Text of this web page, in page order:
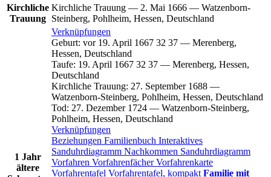
Kirchliche
Trauung
Kirchliche Trauung — 2. Mai 1666 — Watzenborn-
Steinberg, Pohlheim, Hessen, Deutschland
1 Jahr
ältere
Verknüpfungen
Geburt: vor 19. April 1667 32 37 — Merenberg,
Hessen, Deutschland
Taufe: 19. April 1667 32 37 — Merenberg, Hessen,
Deutschland
Kirchliche Trauung: 27. September 1688 —
Watzenborn-Steinberg, Pohlheim, Hessen, Deutschland
Tod: 27. Dezember 1724 — Watzenborn-Steinberg,
Pohlheim, Hessen, Deutschland
Verknüpfungen
Beziehungen Familienbuch Interaktives
Sanduhrdiagramm Nachkommen Sanduhrdiagramm
Vorfahren VorfahrenfächerVorfahrenkarte
Vorfahrentafel Vorfahrentafel, kompakt Familie mit